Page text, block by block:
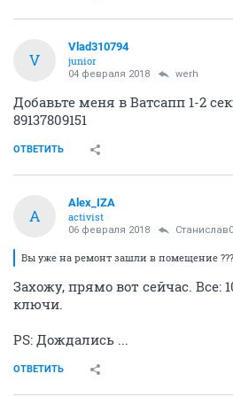
V
Vlad310794
junior
04 февраля 2018 werh
Добавьте меня в Ватсапп 1-2
89137809151
ОТВЕТИТЬ
A
Alex_IZA
activist
06 февраля 2018
Вы уже на ремонт зашли в помещение ???
Захожу, прямо вот сейчас. Все:
ключи.
PS: Дождались ...
ОТВЕТИТЬ